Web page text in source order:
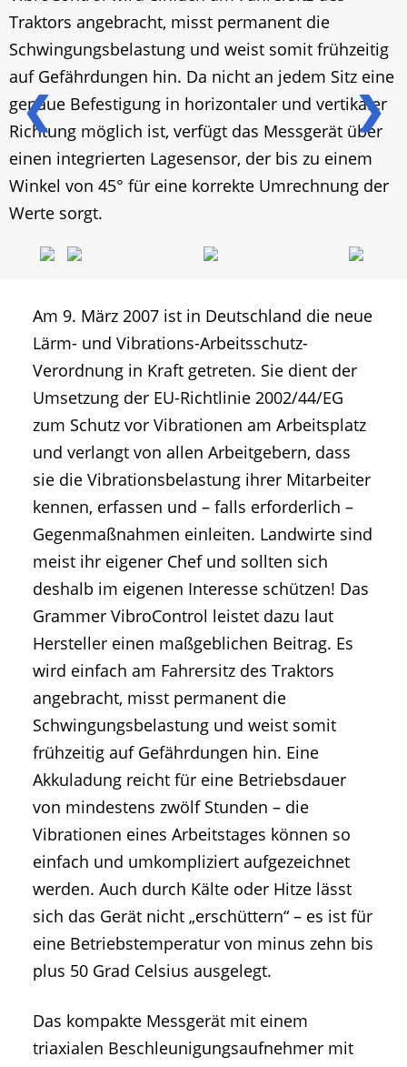
❮ ❯
Traktors angebracht, misst permanent die
Schwingungsbelastung und weist somit frühzeitig
auf Gefährdungen hin. Da nicht an jedem Sitz eine
genaue Befestigung in horizontaler und vertikaler
Richtung möglich ist, verfügt das Messgerät über
einen integrierten Lagesensor, der bis zu einem
Winkel von 45° für eine korrekte Umrechnung der
Werte sorgt.
Am 9. März 2007 ist in Deutschland die neue
Lärm- und Vibrations-Arbeitsschutz-
Verordnung in Kraft getreten. Sie dient der
Umsetzung der EU-Richtlinie 2002/44/EG
zum Schutz vor Vibrationen am Arbeitsplatz
und verlangt von allen Arbeitgebern, dass
sie die Vibrationsbelastung ihrer Mitarbeiter
kennen, erfassen und – falls erforderlich –
Gegenmaßnahmen einleiten. Landwirte sind
meist ihr eigener Chef und sollten sich
deshalb im eigenen Interesse schützen! Das
Grammer VibroControl leistet dazu laut
Hersteller einen maßgeblichen Beitrag. Es
wird einfach am Fahrersitz des Traktors
angebracht, misst permanent die
Schwingungsbelastung und weist somit
frühzeitig auf Gefährdungen hin. Eine
Akkuladung reicht für eine Betriebsdauer
von mindestens zwölf Stunden – die
Vibrationen eines Arbeitstages können so
einfach und umkompliziert aufgezeichnet
werden. Auch durch Kälte oder Hitze lässt
sich das Gerät nicht „erschüttern“ – es ist für
eine Betriebstemperatur von minus zehn bis
plus 50 Grad Celsius ausgelegt.
Das kompakte Messgerät mit einem
triaxialen Beschleunigungsaufnehmer mit